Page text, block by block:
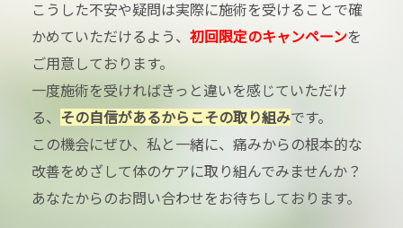
こうした不安や疑問は実際に施術を受けることで確
かめていただけるよう、 初回限定のキャンペーンを
ご用意しております。
一度施術を受ければきっと違いを感じていただけ
る、
その自信があるからこその取り組みです。
この機会にぜひ、私と一緒に、痛みからの根本的な
改善をめざして体のケアに取り組んでみませんか？
あなたからのお問い合わせをお待ちしております。